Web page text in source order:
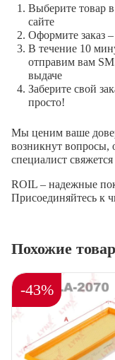
Выберите товар
сайте
Оформите заказ
В течение 10
отправим вам
выдаче
Заберите свой
просто!
Мы ценим ваше
возникнут вопросы,
специалист
ROIL – надежные
Присоединяйтесь к
Похожие
-43%